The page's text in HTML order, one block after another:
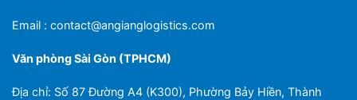
Email : contact@angianglogistics.com
Văn phòng Sài Gòn (TPHCM)
Địa chỉ: Số 87 Đường A4 (K300), Phường Bảy Hiền, Thành